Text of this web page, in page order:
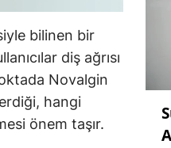
bilinen bir
diş ağrısı
Novalgin
hangi
önem taşır.